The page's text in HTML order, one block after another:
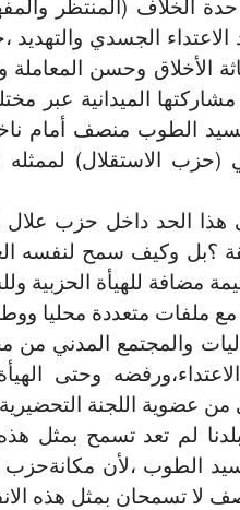
الجسدي
الأخلاق وحسن المعاملة
الميدانية عبر
الطوب منصف أمام
(حزب الاستقلال)
الحد داخل حزب علال
؟بل وكيف سمح
مضافة للهيأة الحزبية
مع ملفات متعددة محليا
والمجتمع المدني من
وحتى
عضوية اللجنة
لم تعد تسمح بمثل
الطوب ،لأن مكانةحزب
لا تسمحان بمثل هذه